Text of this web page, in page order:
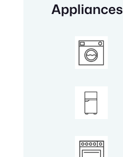
Appliances